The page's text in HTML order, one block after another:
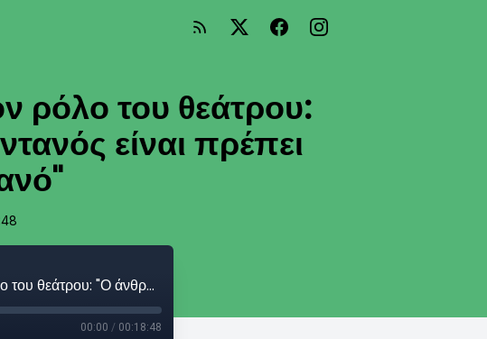
ρόλο του θεάτρου:
είναι πρέπει
Αλέκος Συσσοβίτης, μιλώντας για τον ρόλο του θεάτρου: "Ο άνθρωπος για να δείξει πόσο ζωντανός είναι πρέπει να βλέπει κάτι ζωντανό"
00:00 / 00:18:48